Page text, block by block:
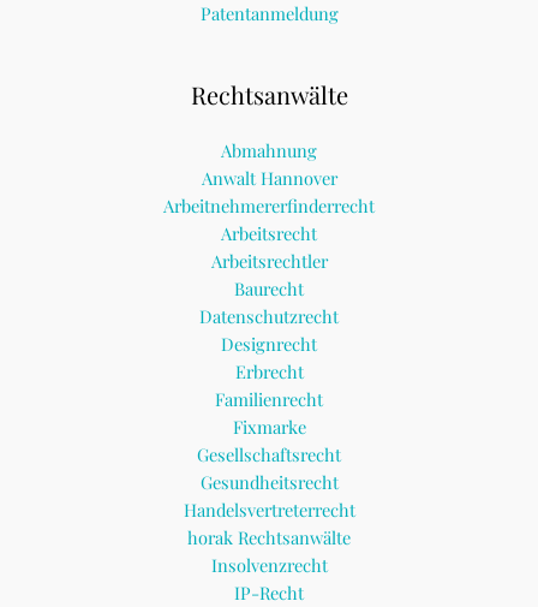
Patentanmeldung
Rechtsanwälte
Abmahnung
Anwalt Hannover
Arbeitnehmererfinderrecht
Arbeitsrecht
Arbeitsrechtler
Baurecht
Datenschutzrecht
Designrecht
Erbrecht
Familienrecht
Fixmarke
Gesellschaftsrecht
Gesundheitsrecht
Handelsvertreterrecht
horak Rechtsanwälte
Insolvenzrecht
IP-Recht